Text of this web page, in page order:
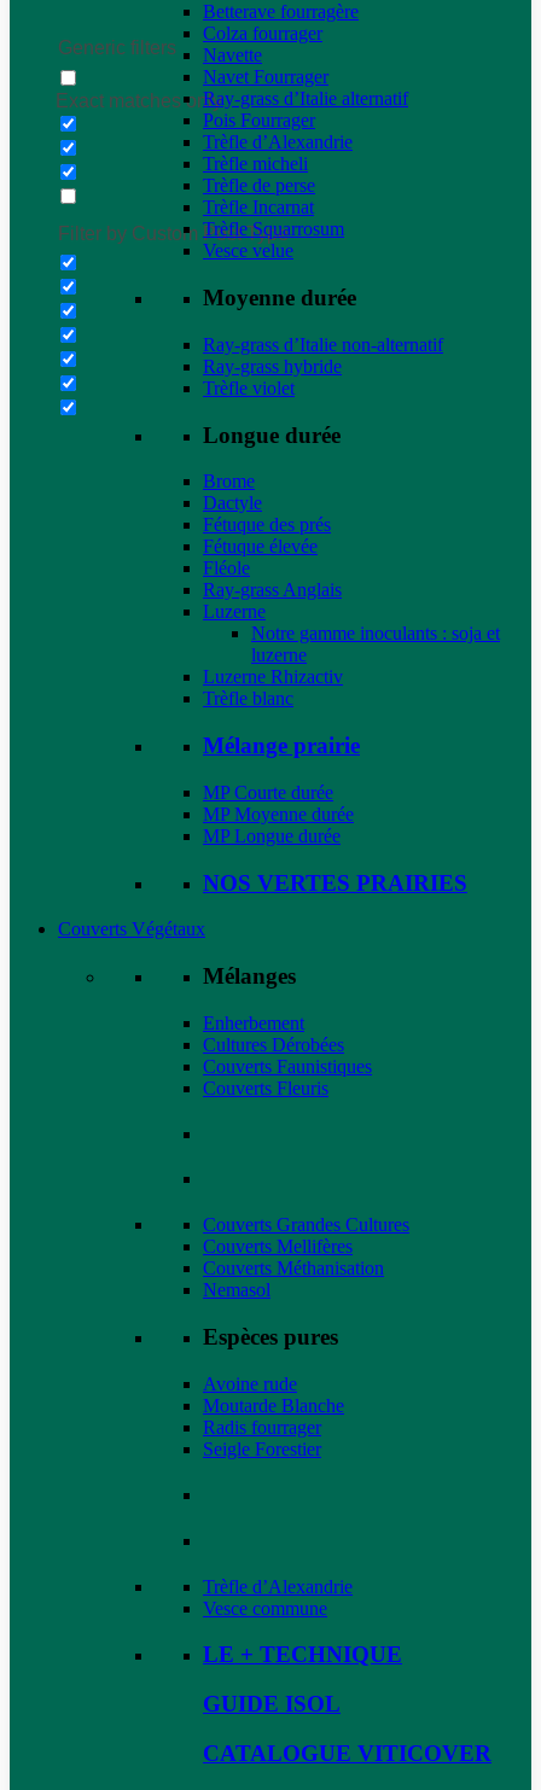
Generic filters
Exact matches only
Filter by Custom Post Type
Betterave fourragère
Colza fourrager
Navette
Navet Fourrager
Ray-grass d’Italie alternatif
Pois Fourrager
Trèfle d’Alexandrie
Trèfle micheli
Trèfle de perse
Trèfle Incarnat
Trèfle Squarrosum
Vesce velue
Moyenne durée
Ray-grass d’Italie non-alternatif
Ray-grass hybride
Trèfle violet
Longue durée
Brome
Dactyle
Fétuque des prés
Fétuque élevée
Fléole
Ray-grass Anglais
Luzerne
Notre gamme inoculants : soja et
luzerne
Luzerne Rhizactiv
Trèfle blanc
Mélange prairie
MP Courte durée
MP Moyenne durée
MP Longue durée
NOS VERTES PRAIRIES
Couverts Végétaux
Mélanges
Enherbement
Cultures Dérobées
Couverts Faunistiques
Couverts Fleuris
Couverts Grandes Cultures
Couverts Mellifères
Couverts Méthanisation
Nemasol
Espèces pures
Avoine rude
Moutarde Blanche
Radis fourrager
Seigle Forestier
Trèfle d’Alexandrie
Vesce commune
LE + TECHNIQUE
GUIDE ISOL
CATALOGUE VITICOVER